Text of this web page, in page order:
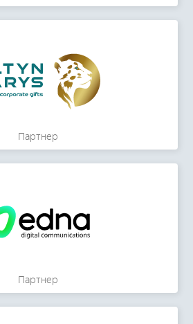
Партнер
Партнер